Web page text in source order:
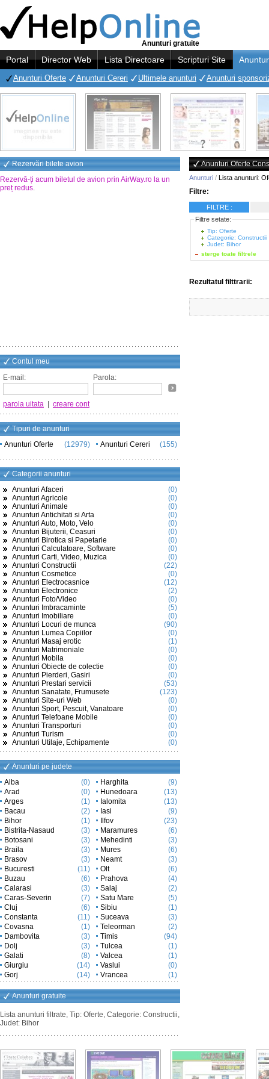
Anunturi gratuite
Portal Director Web Lista Directoare Scripturi Site
Anunturi Oferte Anunturi Cereri Ultimele anunturi Anunturi
Rezervări bilete avion
Rezervă-ți acum biletul de avion prin AirWay.ro la un
preț redus.
Contul meu
E-mail:
Parola:
parola uitata creare cont
Tipuri de anunturi
Anunturi Oferte
(12979) Anunturi Cereri (155)
Categorii anunturi
Anunturi Afaceri
(0)
Anunturi Agricole
(0)
Anunturi Animale
(0)
Anunturi Antichitati si Arta
(0)
Anunturi Auto, Moto, Velo
(0)
Anunturi Bijuterii, Ceasuri
(0)
Anunturi Birotica si Papetarie
(0)
Anunturi Calculatoare, Software
(0)
Anunturi Carti, Video, Muzica
(0)
Anunturi Constructii
(22)
Anunturi Cosmetice
(0)
Anunturi Electrocasnice
(12)
Anunturi Electronice
(2)
Anunturi Foto/Video
(0)
Anunturi Imbracaminte
(5)
Anunturi Imobiliare
(0)
Anunturi Locuri de munca
(90)
Anunturi Lumea Copiilor
(0)
Anunturi Masaj erotic
(1)
Anunturi Matrimoniale
(0)
Anunturi Mobila
(0)
Anunturi Obiecte de colectie
(0)
Anunturi Pierderi, Gasiri
(0)
Anunturi Prestari servicii
(53)
Anunturi Sanatate, Frumusete
(123)
Anunturi Site-uri Web
(0)
Anunturi Sport, Pescuit, Vanatoare
(0)
Anunturi Telefoane Mobile
(0)
Anunturi Transporturi
(0)
Anunturi Turism
(0)
Anunturi Utilaje, Echipamente
(0)
Anunturi pe judete
Alba
(0)
Arad
(0)
Arges
(1)
Bacau
(2)
Bihor
(1)
Bistrita-Nasaud
(3)
Botosani
(3)
Braila
(3)
Brasov
(3)
Bucuresti
(11)
Buzau
(6)
Calarasi
(3)
Caras-Severin
(7)
Cluj
(6)
Constanta
(11)
Covasna
(1)
Dambovita
(3)
Dolj
(3)
Galati
(8)
Giurgiu
(14)
Gorj
(14)
Harghita
(9)
Hunedoara
(13)
Ialomita
(13)
Iasi
(9)
Ilfov
(23)
Maramures
(6)
Mehedinti
(3)
Mures
(6)
Neamt
(3)
Olt
(6)
Prahova
(4)
Salaj
(2)
Satu Mare
(5)
Sibiu
(1)
Suceava
(3)
Teleorman
(2)
Timis
(94)
Tulcea
(1)
Valcea
(1)
Vaslui
(0)
Vrancea
(1)
Anunturi gratuite
Lista anunturi filtrate, Tip: Oferte, Categorie: Constructii,
Judet: Bihor
Anunturi Oferte
Anunturi / Lista anunturi:
Filtre:
FILTRE :
Filtre setate:
Tip: Oferte
Categorie: Constructii
Judet: Bihor
sterge toate filtrele
Rezultatul filttrarii: